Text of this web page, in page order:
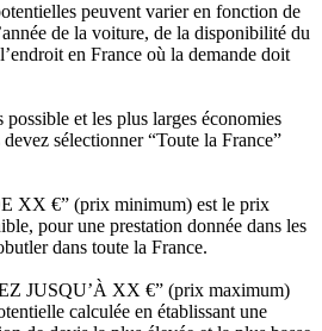
peuvent varier en fonction de
de la voiture, de la disponibilité du
en France où la demande doit
et les plus larges économies
sélectionner “Toute la France”
XX €” (prix minimum) est le prix
pour une prestation donnée dans les
dans toute la France.
JUSQU’À XX €” (prix maximum)
calculée en établissant une